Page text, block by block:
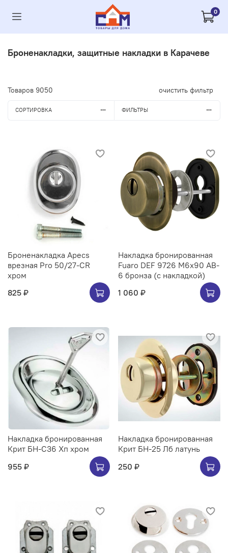
0
Броненакладки, защитные накладки в Карачеве
Товаров 9050 очистить фильтр
СОРТИРОВКА ФИЛЬТРЫ
Броненакладка Apecs
врезная Pro 50/27-CR
хром
825 ₽
Накладка бронированная
Fuaro DEF 9726 M6x90 AB-
6 бронза (с накладкой)
1 060 ₽
Накладка бронированная
Крит БН-С36 Хп хром
955 ₽
Накладка бронированная
Крит БН-25 Лб латунь
250 ₽